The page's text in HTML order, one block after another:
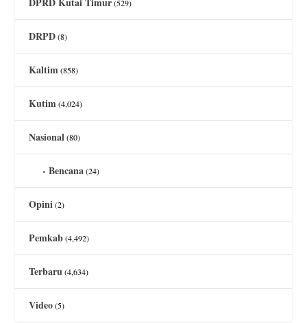
(529)
DRPD(8)
Kaltim(858)
Kutim(4,024)
Nasional(80)
Bencana(24)
Opini(2)
Pemkab(4,492)
Terbaru(4,634)
Video(5)